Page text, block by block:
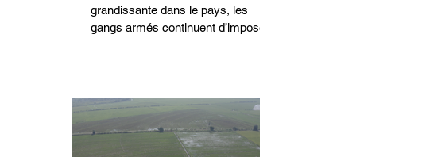
grandissante dans le pays, les
gangs armés continuent d’imposer
utilisent pour asservir les
communautés. Face à cet
instrument de punition et de contrôle
qui déshumanise des milliers de